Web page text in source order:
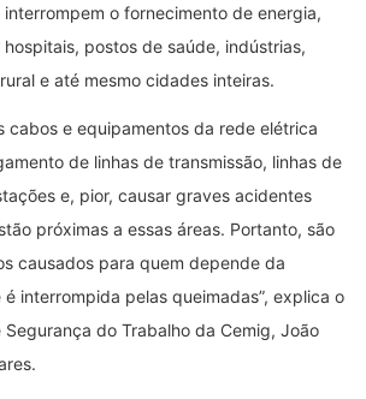
o fornecimento de energia,
postos de saúde, indústrias,
e até mesmo cidades inteiras.
cabos e equipamentos da rede elétrica
de linhas de transmissão, linhas de
e, pior, causar graves acidentes
próximas a essas áreas. Portanto, são
causados para quem depende da
interrompida pelas queimadas”, explica o
do Trabalho da Cemig, João